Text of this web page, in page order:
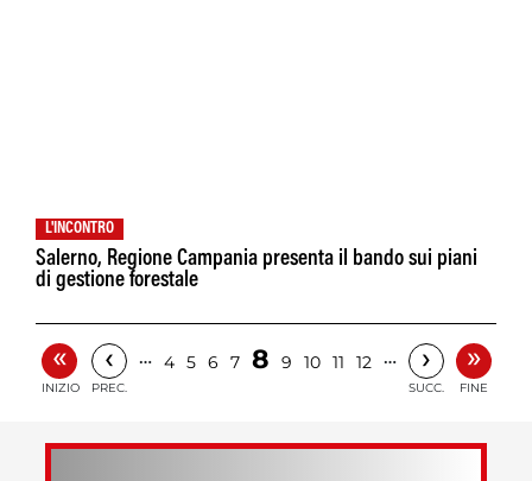
L'INCONTRO
Salerno, Regione Campania presenta il bando sui piani
di gestione forestale
«
INIZIO
‹
PREC.
… 4 5 6 7 8 9 10 11 12 … ›
SUCC.
»
FINE